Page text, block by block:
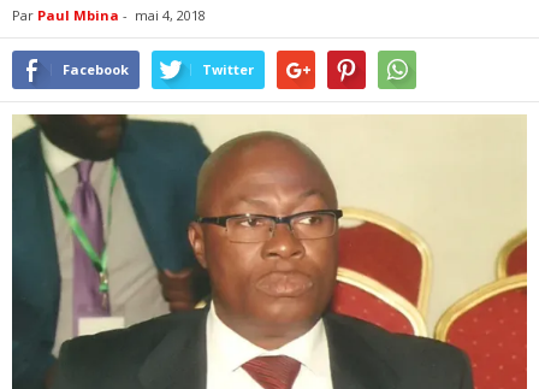
Par Paul Mbina - mai 4, 2018
Facebook Twitter